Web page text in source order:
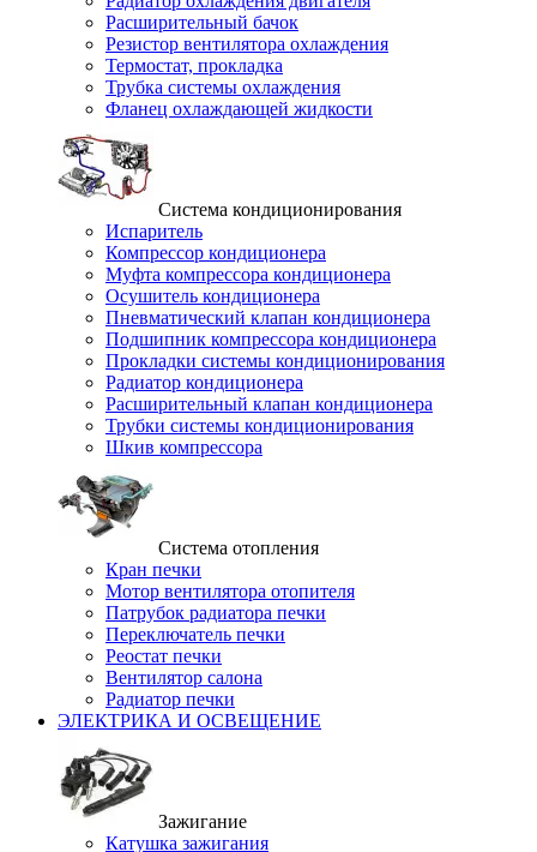
Расширительный бачок
Резистор вентилятора охлаждения
Термостат, прокладка
Трубка системы охлаждения
Фланец охлаждающей жидкости
Система кондиционирования
Испаритель
Компрессор кондиционера
Муфта компрессора кондиционера
Осушитель кондиционера
Пневматический клапан кондиционера
Подшипник компрессора кондиционера
Прокладки системы кондиционирования
Радиатор кондиционера
Расширительный клапан кондиционера
Трубки системы кондиционирования
Шкив компрессора
Система отопления
Кран печки
Мотор вентилятора отопителя
Патрубок радиатора печки
Переключатель печки
Реостат печки
Вентилятор салона
Радиатор печки
ЭЛЕКТРИКА И ОСВЕЩЕНИЕ
Зажигание
Катушка зажигания